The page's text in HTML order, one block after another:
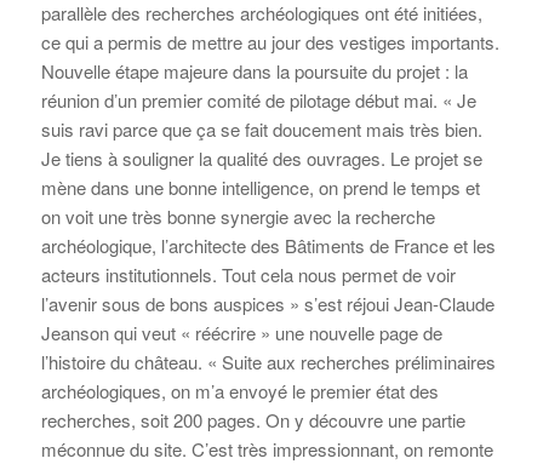
parallèle des recherches archéologiques ont été initiées,
ce qui a permis de mettre au jour des vestiges importants.
Nouvelle étape majeure dans la poursuite du projet : la
réunion d’un premier comité de pilotage début mai. « Je
suis ravi parce que ça se fait doucement mais très bien.
Je tiens à souligner la qualité des ouvrages. Le projet se
mène dans une bonne intelligence, on prend le temps et
on voit une très bonne synergie avec la recherche
archéologique, l’architecte des Bâtiments de France et les
acteurs institutionnels. Tout cela nous permet de voir
l’avenir sous de bons auspices » s’est réjoui Jean-Claude
Jeanson qui veut « réécrire » une nouvelle page de
l’histoire du château. « Suite aux recherches préliminaires
archéologiques, on m’a envoyé le premier état des
recherches, soit 200 pages. On y découvre une partie
méconnue du site. C’est très impressionnant, on remonte